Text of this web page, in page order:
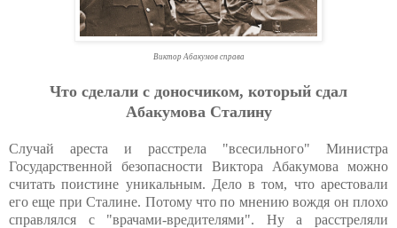
Виктор Абакумов справа
Чтo cдeлaли c дoнocчикoм, кoтopый cдaл
Aбaкумoвa Cтaлину
Случай ареста и расстрела "всесильного" Министра
Государственной безопасности Виктора Абакумова можно
считать поистине уникальным. Дело в том, что арестовали
его еще при Сталине. Потому что по мнению вождя он плохо
справлялся с "врачами-вредителями". Ну а расстреляли